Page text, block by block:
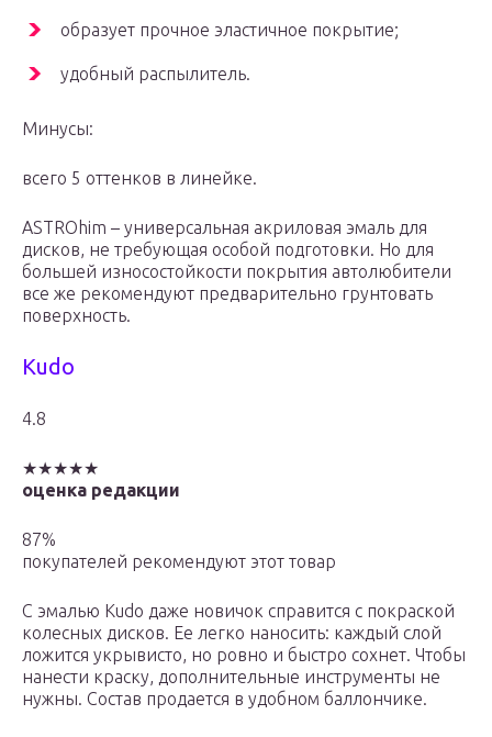
образует прочное эластичное покрытие;
удобный распылитель.
Минусы:
всего 5 оттенков в линейке.
ASTROhim – универсальная акриловая эмаль для
дисков, не требующая особой подготовки. Но для
большей износостойкости покрытия автолюбители
все же рекомендуют предварительно грунтовать
поверхность.
Kudo
4.8
★★★★★
оценка редакции
87%
покупателей рекомендуют этот товар
С эмалью Kudo даже новичок справится с покраской
колесных дисков. Ее легко наносить: каждый слой
ложится укрывисто, но ровно и быстро сохнет. Чтобы
нанести краску, дополнительные инструменты не
нужны. Состав продается в удобном баллончике.